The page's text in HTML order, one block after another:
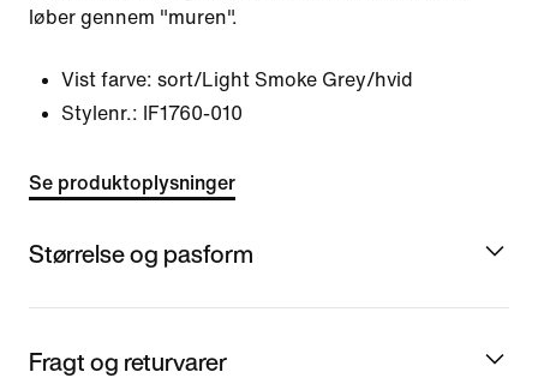
løber gennem "muren".
Vist farve: sort/Light Smoke Grey/hvid
Stylenr.:
IF1760-010
Se produktoplysninger
Størrelse og pasform
Fragt og returvarer